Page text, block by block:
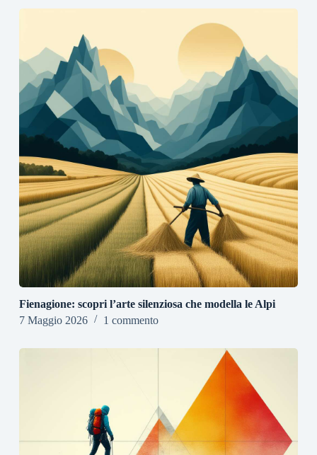
Fienagione: scopri l’arte silenziosa che modella le Alpi
7 Maggio 2026
1 commento